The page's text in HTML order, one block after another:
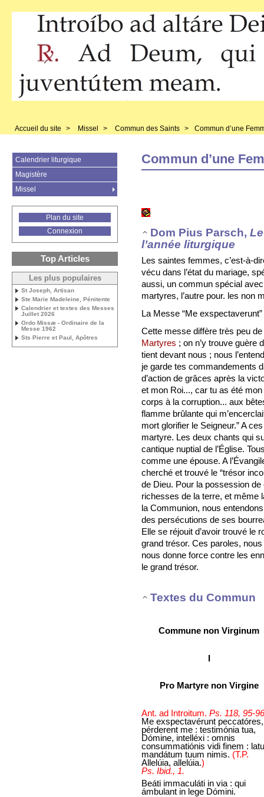
Accueil du site > Missel > Commun des Saints > Commun d’une
Commun d’une
Dom Pius Parsch,
l’année liturgique
Les saintes femmes, c’est-à-
vécu dans l’état du mariage,
aussi, un commun spécial
martyres, l’autre pour. les non
La Messe “Me exspectaverunt”
Cette messe diffère très peu
Martyres ; on n’y trouve guère
tient devant nous ; nous
je garde tes commandements
d’action de grâces après la
et mon Roi..., car tu as été
corps à la corruption... aux
flamme brûlante qui
mort glorifier le Seigneur.” A
martyre. Les deux chants qui
cantique nuptial de l’Église.
comme une épouse. A
cherché et trouvé le “trésor
de Dieu. Pour la possession de
richesses de la terre, et même
la Communion, nous
des persécutions de ses
Elle se réjouit d’avoir trouvé le
grand trésor. Ces paroles,
nous donne force contre les
le grand trésor.
Textes du Commun
Commune non Virginum
I
Pro Martyre non Virgine
Ant. ad Introitum. Ps. 118, 95-
Me exspectavérunt
pérderent me : testimónia tua,
Dómine, intelléxi : omnis
consummatiónis vidi finem :
mandátum tuum nimis. (T.P.
Allelúia, allelúia.)
Ps. Ibid., 1.
Beáti immaculáti in via : qui
ámbulant in lege Dómini.
Calendrier liturgique
Magistère
Missel
Plan du site
Connexion
Top Articles
Les plus populaires
St Joseph, Artisan
Ste Marie Madeleine, Pénitente
Calendrier et textes des Messes
Juillet 2026
Ordo Missæ - Ordinaire de la
Messe 1962
Sts Pierre et Paul, Apôtres